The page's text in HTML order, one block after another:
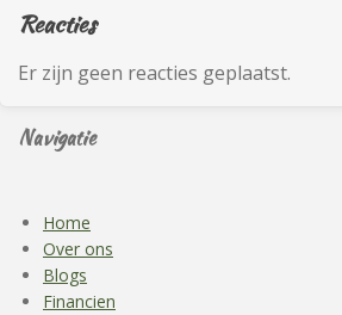
Reacties
Er zijn geen reacties geplaatst.
Navigatie
Home
Over ons
Blogs
Financien